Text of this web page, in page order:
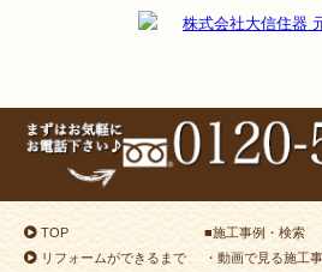
TOP
リフォームができるまで
■施工事例・検索
・動画で見る施工